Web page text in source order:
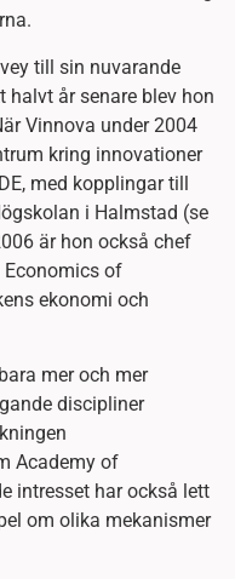
till sin nuvarande
halvt år senare blev hon
Vinnova under 2004
kring innovationer
med kopplingar till
i Halmstad (se
är hon också chef
of
ekonomi och
mer och mer
discipliner
Academy of
intresset har också lett
om olika mekanismer